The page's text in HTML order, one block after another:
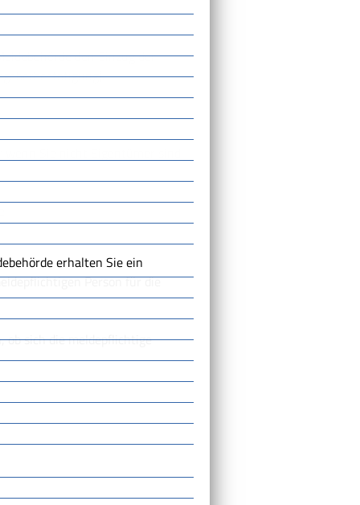
den Einzug der
Sie nicht Eigentümer sind,
erhalten Sie ein
Person für die
ob sich die meldepflichtige